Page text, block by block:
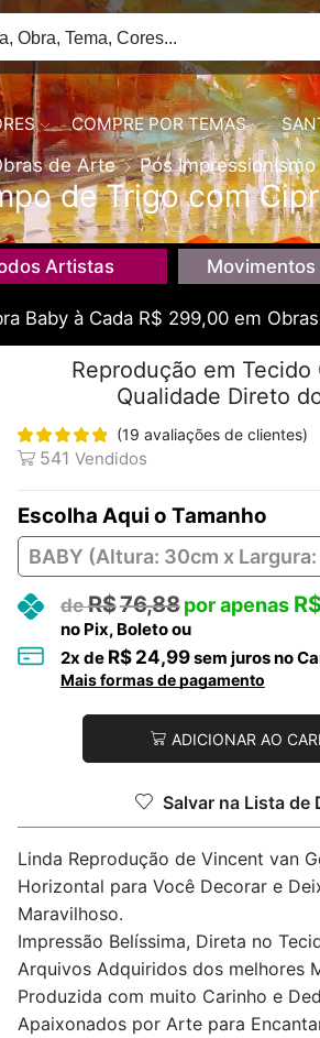
COMPRE POR TEMAS
de Arte Pós Impressionismo
de Trigo com
Artistas
Baby à Cada R$ 299,00 em
Reprodução em Tecido
Qualidade Direto
(19 avaliações de clientes)
541 Vendidos
Tamanho
R$76,88
no Pix, Boleto ou
2x de R$ 24,99sem juros no
Mais formas de pagamento
ADICIONAR AO
Salvar na Lista de
Linda Reprodução de Vincent van
Horizontal para Você Decorar e
Maravilhoso.
Impressão Belíssima, Direta no
Arquivos Adquiridos dos melhores
Produzida com muito Carinho e
Apaixonados por Arte para